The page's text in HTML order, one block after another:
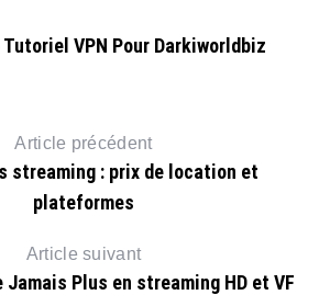
VPN Pour Darkiworldbiz
Article précédent
streaming : prix de location et
plateformes
Article suivant
Plus en streaming HD et VF